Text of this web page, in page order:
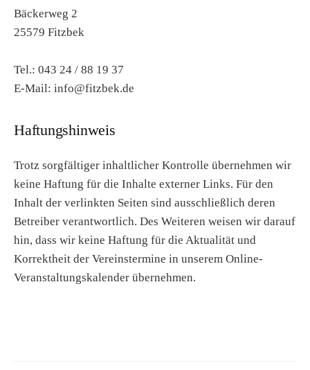
Bäckerweg 2
25579 Fitzbek
Tel.: 043 24 / 88 19 37
E-Mail: info@fitzbek.de
Haftungshinweis
Trotz sorgfältiger inhaltlicher Kontrolle übernehmen wir
keine Haftung für die Inhalte externer Links. Für den
Inhalt der verlinkten Seiten sind ausschließlich deren
Betreiber verantwortlich. Des Weiteren weisen wir darauf
hin, dass wir keine Haftung für die Aktualität und
Korrektheit der Vereinstermine in unserem Online-
Veranstaltungskalender übernehmen.